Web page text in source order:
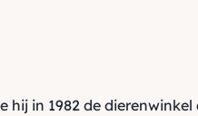
in 1982 de